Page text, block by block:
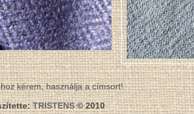
kérem, használja a címsort!
TRISTENS© 2010